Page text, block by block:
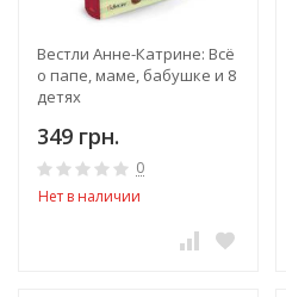
Вестли Анне-Катрине: Всё
о папе, маме, бабушке и 8
детях
349 грн.
0
Нет в наличии